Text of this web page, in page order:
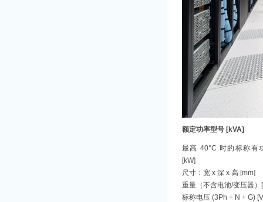
额定功率型号 [kVA]
最高 40°C 时的标称有
[kW]
尺寸：宽 x 深 x 高 [mm]
重量（不含电池/变压器）
标称电压 (3Ph + N + G)